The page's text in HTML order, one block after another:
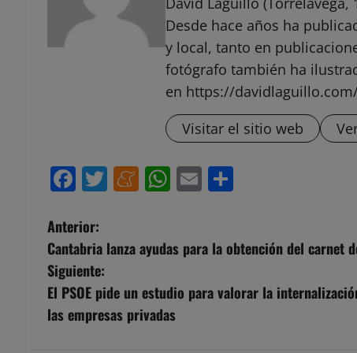
Desde hace años ha
y local, tanto en
fotógrafo también ha
en https://
Visitar el sitio web
Facebook
Twitter
Meneame
WhatsApp
Email
N
a
v
e
Anterior:
Cantabria lanza ayudas para la obtención del carnet
Siguiente:
El PSOE pide un estudio para valorar la
las empresas privadas